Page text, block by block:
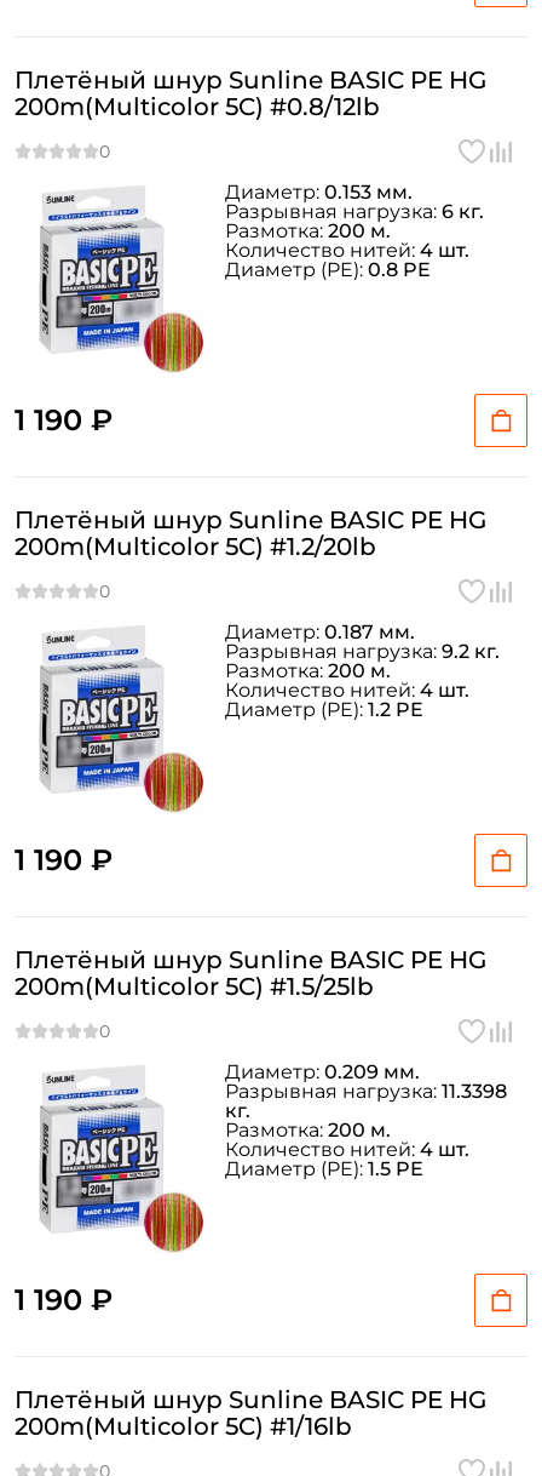
Плетёный шнур Sunline BASIC PE HG
200m(Multicolor 5C) #0.8/12lb
1 190 ₽
Диаметр: 0.153 мм.
Разрывная нагрузка: 6 кг.
Размотка: 200 м.
Количество нитей: 4 шт.
Диаметр (PE): 0.8 PE
Плетёный шнур Sunline BASIC PE HG
200m(Multicolor 5C) #1.2/20lb
1 190 ₽
Диаметр: 0.187 мм.
Разрывная нагрузка: 9.2 кг.
Размотка: 200 м.
Количество нитей: 4 шт.
Диаметр (PE): 1.2 PE
Плетёный шнур Sunline BASIC PE HG
200m(Multicolor 5C) #1.5/25lb
1 190 ₽
Диаметр: 0.209 мм.
Разрывная нагрузка: 11.3398
кг.
Размотка: 200 м.
Количество нитей: 4 шт.
Диаметр (PE): 1.5 PE
Плетёный шнур Sunline BASIC PE HG
200m(Multicolor 5C) #1/16lb